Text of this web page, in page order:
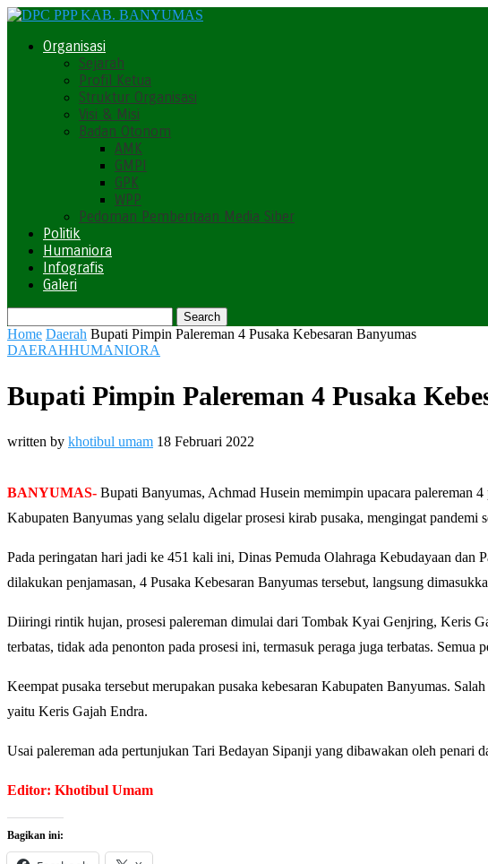
Organisasi
Sejarah
Profil Ketua
Struktur Organisasi
Visi & Misi
Badan Otonom
AMK
GMPI
GPK
WPP
Pedoman Pemberitaan Media Siber
Politik
Humaniora
Infografis
Galeri
Home Daerah Bupati Pimpin Palereman 4 Pusaka Kebesaran Banyumas
DAERAHHUMANIORA
Bupati Pimpin Palereman 4 Pusaka
written by khotibul umam 18 Februari 2022
BANYUMAS- Bupati Banyumas, Achmad Husein memimpin upacara palereman
Kabupaten Banyumas yang selalu digelar prosesi kirab pusaka, mengingat pandemi
Pada peringatan hari jadi ke 451 kali ini, Dinas Pemuda Olahraga Kebudayaan dan
dilakukan penjamasan, 4 Pusaka Kebesaran Banyumas tersebut, langsung
Diiringi rintik hujan, prosesi palereman dimulai dari Tombak Kyai Genjring, Keris
terbatas, tidak ada penonton pada prosesi ini, termasuk peraga juga terbatas. Semua
Keempat pusaka tersebut merupakan pusaka kebesaran Kabupaten Banyumas.
yaitu Keris Gajah Endra.
Usai palereman ada pertunjukan Tari Bedayan Sipanji yang dibawakan oleh
Editor: Khotibul Umam
Bagikan ini: